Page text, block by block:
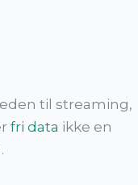
til streaming,
fri data ikke en